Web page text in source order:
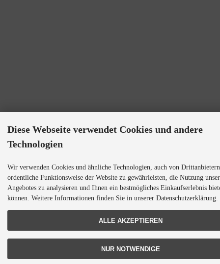
Diese Webseite verwendet Cookies und andere
Technologien
Wir verwenden Cookies und ähnliche Technologien, auch von
ordentliche Funktionsweise der Website zu gewährleisten, die Nutzung
Angebotes zu analysieren und Ihnen ein bestmögliches Einkaufserlebnis
können. Weitere Informationen finden Sie in unserer Datenschutzerklärung.
ALLE AKZEPTIEREN
NUR NOTWENDIGE